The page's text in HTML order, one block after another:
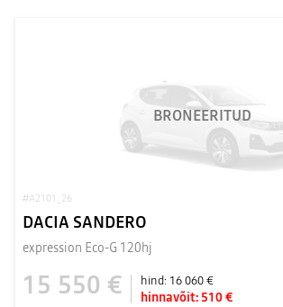
#A2101_26
BRONEERITUD
DACIA SANDERO
expression Eco-G 120hj
15 550 € hind: 16 060 €
hinnavõit: 510 €